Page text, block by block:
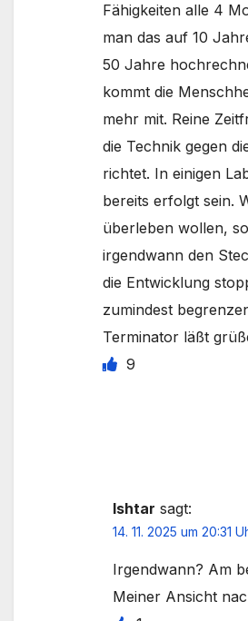
Fähigkeiten alle 4
man das auf 10
50 Jahre
kommt die
mehr mit. Reine
die Technik gegen
richtet. In einigen
bereits erfolgt sein.
überleben wollen,
irgendwann den
die Entwicklung
zumindest
Terminator läßt
9
Ishtar sagt:
14. 11. 2025 um 20:31
Irgendwann? Am
Meiner Ansicht